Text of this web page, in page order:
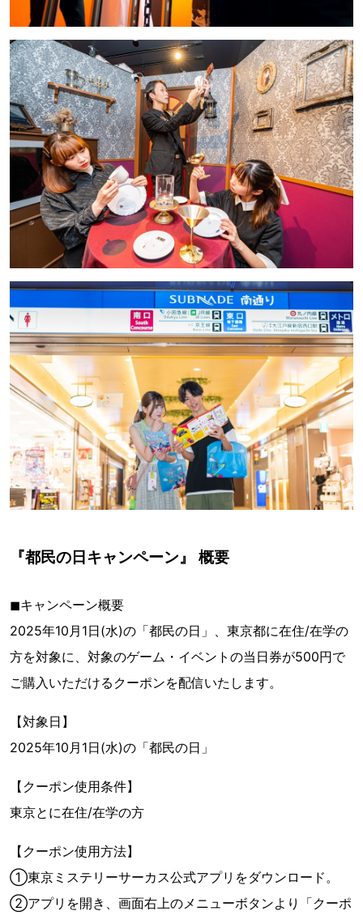
『都民の日キャンペーン』 概要
◼︎キャンペーン概要
2025年10月1日(水)の「都民の日」、東京都に在住/在学の
方を対象に、対象のゲーム・イベントの当日券が500円で
ご購入いただけるクーポンを配信いたします。
【対象日】
2025年10月1日(水)の「都民の日」
【クーポン使用条件】
東京とに在住/在学の方
【クーポン使用方法】
①東京ミステリーサーカス公式アプリをダウンロード。
②アプリを開き、画面右上のメニューボタンより「クーポ